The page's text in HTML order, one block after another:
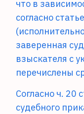
что в
согласно
заверенная
взыскателя с
перечислены
Согласно ч. 20
судебного